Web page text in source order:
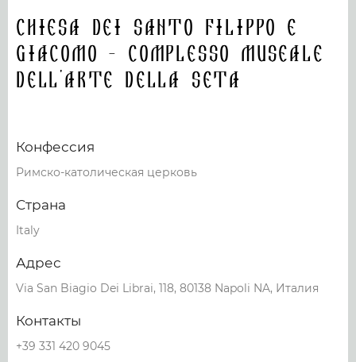
Chiesa dei Santo Filippo e
Giacomo - Complesso Museale
dell'Arte della Seta
Конфессия
Римско-католическая церковь
Страна
Italy
Адрес
Via San Biagio Dei Librai, 118, 80138 Napoli NA, Италия
Контакты
+39 331 420 9045